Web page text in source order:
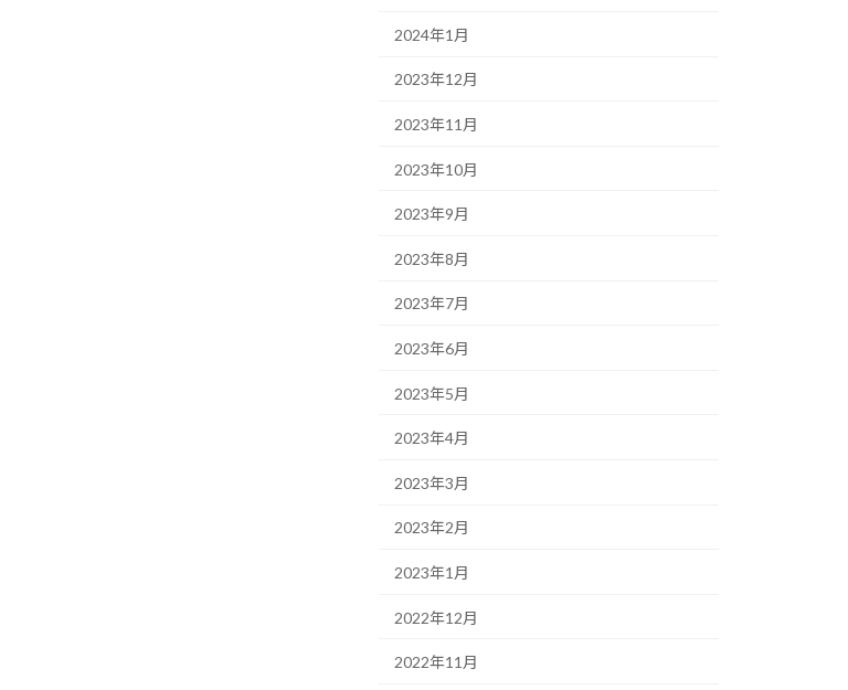
2024年1月
2023年12月
2023年11月
2023年10月
2023年9月
2023年8月
2023年7月
2023年6月
2023年5月
2023年4月
2023年3月
2023年2月
2023年1月
2022年12月
2022年11月